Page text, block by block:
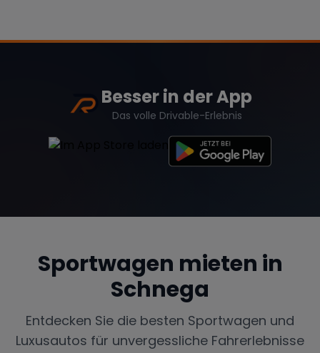
Besser in der App
Das volle Drivable-Erlebnis
Sportwagen mieten in
Schnega
Entdecken Sie die besten Sportwagen und
Luxusautos für unvergessliche Fahrerlebnisse